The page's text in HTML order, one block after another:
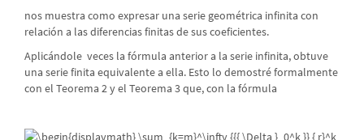
nos muestra como expresar una serie geométrica infinita con
relación a las diferencias finitas de sus coeficientes.
Aplicándole veces la fórmula anterior a la serie infinita, obtuve
una serie finita equivalente a ella. Esto lo demostré formalmente
con el Teorema 2 y el Teorema 3 que, con la fórmula